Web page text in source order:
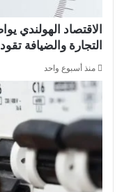
الاقتصاد الهولندي
التجارة والضيافة
منذ أسبوع واحد